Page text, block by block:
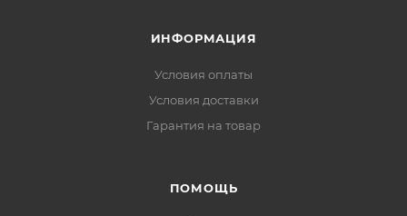
ИНФОРМАЦИЯ
Условия оплаты
Условия доставки
Гарантия на товар
ПОМОЩЬ